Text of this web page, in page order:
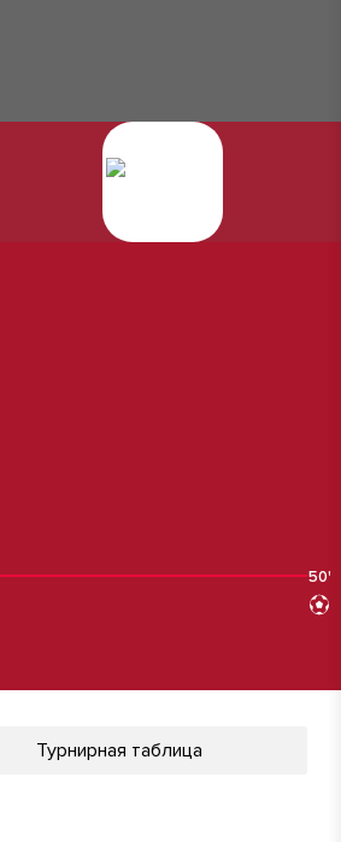
50'
Турнирная таблица